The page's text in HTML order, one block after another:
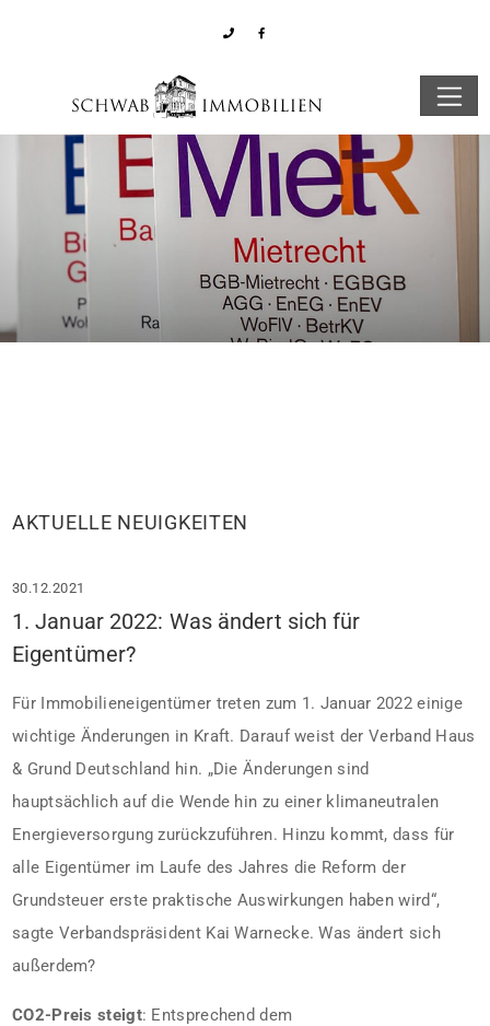
AKTUELLE NEUIGKEITEN
30.12.2021
1. Januar 2022: Was ändert sich für
Eigentümer?
Für Immobilieneigentümer treten zum 1. Januar 2022 einige
wichtige Änderungen in Kraft. Darauf weist der Verband Haus
& Grund Deutschland hin. „Die Änderungen sind
hauptsächlich auf die Wende hin zu einer klimaneutralen
Energieversorgung zurückzuführen. Hinzu kommt, dass für
alle Eigentümer im Laufe des Jahres die Reform der
Grundsteuer erste praktische Auswirkungen haben wird“,
sagte Verbandspräsident Kai Warnecke. Was ändert sich
außerdem?
CO2-Preis steigt: Entsprechend dem